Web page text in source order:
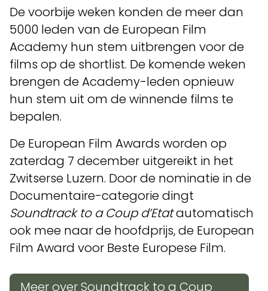
De voorbije weken konden de meer dan
5000 leden van de European Film
Academy hun stem uitbrengen voor de
films op de shortlist. De komende weken
brengen de Academy-leden opnieuw
hun stem uit om de winnende films te
bepalen.
De European Film Awards worden op
zaterdag 7 december uitgereikt in het
Zwitserse Luzern. Door de nominatie in de
Documentaire-categorie dingt
Soundtrack to a Coup d’Etatautomatisch
ook mee naar de hoofdprijs, de European
Film Award voor Beste Europese Film.
Meer over Soundtrack to a Coup